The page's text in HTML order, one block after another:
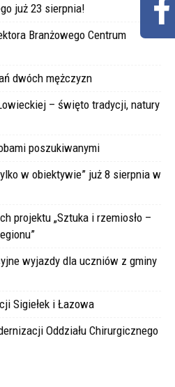
już 23 sierpnia!
Branżowego Centrum
dwóch mężczyzn
– święto tradycji, natury
poszukiwanymi
w obiektywie” już 8 sierpnia w
projektu „Sztuka i rzemiosło –
wyjazdy dla uczniów z gminy
Sigiełek i Łazowa
Oddziału Chirurgicznego